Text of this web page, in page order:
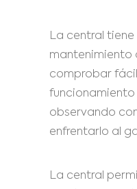
La central tiene
mantenimiento
comprobar
funcionamiento
observando
enfrentarlo al
La central